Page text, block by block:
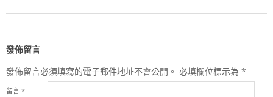
發佈留言
發佈留言必須填寫的電子郵件地址不會公開。 必填欄位標示為 *
留言 *